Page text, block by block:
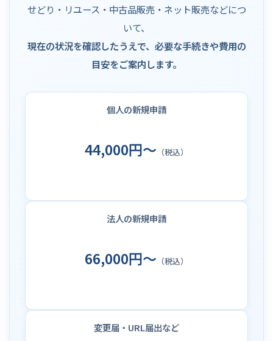
せどり・リユース・中古品販売・ネット販売などにつ
いて、
現在の状況を確認したうえで、必要な手続きや費用の
目安をご案内します。
個人の新規申請
44,000円～ （税込）
法人の新規申請
66,000円～ （税込）
変更届・URL届出など